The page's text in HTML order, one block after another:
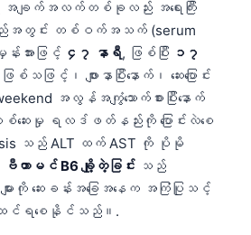
အချက်အလက်တစ်ခုလည်း အရေးကြီး
ည်အတွင်း တစ်ဝက်အသက် (serum
အားဖြင့် ၄၇ နာရီ, ဖြစ်ပြီး ၁၇
ဖြင့်၊ ဖျားနာပြီးနောက်၊ ဆေးပြောင်း
အလွန်အကျွံသောက်စားပြီးနောက်
ေးမှု ရလဒ်ဖတ်နည်းကို ပြောင်းလဲစေ
သည် ALT ထက် AST ကို ပိုမို
ဗီတာမင် B6 ချို့တဲ့ခြင်း သည်
ျားကို ဆေးခန်းအခြေအနေက အကြံပြုသင့်
ရစေနိုင်သည်။.